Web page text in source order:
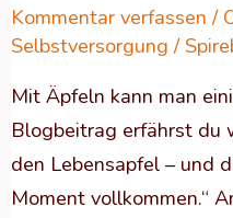
Kommentar verfassen /
Selbstversorgung /
Mit Äpfeln kann man
Blogbeitrag erfährst du
den Lebensapfel – und
Moment vollkommen.“